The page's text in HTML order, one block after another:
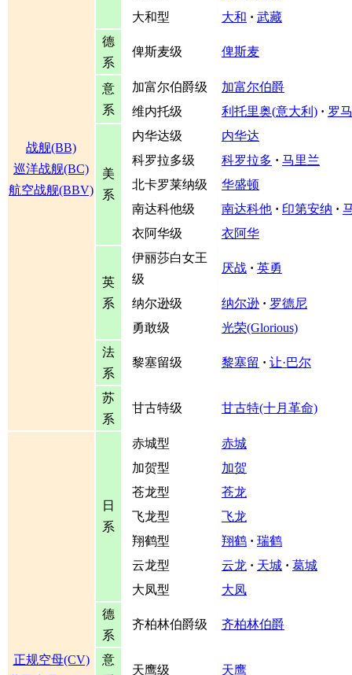
战舰(BB)
巡洋战舰(BC)
航空战舰(BBV)
大和型
大和 · 武藏
德
系
俾斯麦级 俾斯麦
意
系
加富尔伯爵级
加富尔伯爵
维内托级
利托里奥(意大利) · 罗马
美
系
内华达级
内华达
科罗拉多级
科罗拉多 · 马里兰
北卡罗莱纳级
华盛顿
南达科他级
南达科他 · 印第安纳 ·
衣阿华级
衣阿华
英
系
伊丽莎白女王
级
厌战 · 英勇
纳尔逊级 纳尔逊 · 罗德尼
勇敢级
光荣(Glorious)
法
系
黎塞留级 黎塞留 · 让·巴尔
苏
系
甘古特级 甘古特(十月革命)
正规空母(CV)
日
系
赤城型
赤城
加贺型
加贺
苍龙型
苍龙
飞龙型
飞龙
翔鹤型
翔鹤 · 瑞鹤
云龙型
云龙 · 天城 · 葛城
大凤型
大凤
德
系
齐柏林伯爵级 齐柏林伯爵
意
天鹰级 天鹰